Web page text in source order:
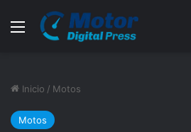
Menú
Inicio / Motos
Motos